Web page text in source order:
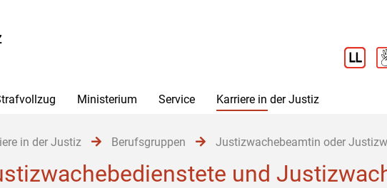
Ministerium Service Karriere in der Justiz
in der Justiz Berufsgruppen Justizwachebeamtin oder
und